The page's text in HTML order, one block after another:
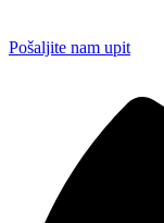
Pošaljite nam upit